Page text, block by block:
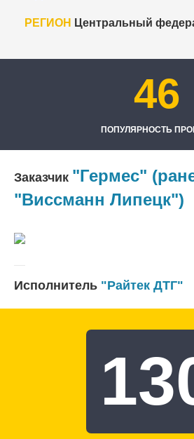
РЕГИОН Центральный
46
ПОПУЛЯРНОСТЬ
Заказчик "Гермес"
"Виссманн Липецк")
Исполнитель "Райтек ДТГ"